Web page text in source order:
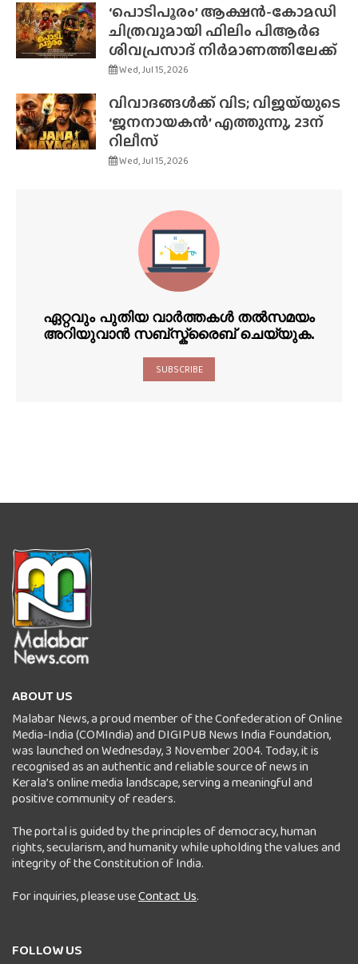
‘പൊടിപൂരം’ ആക്ഷൻ-കോമഡി
ചിത്രവുമായി ഫിലിം പിആർഒ
ശിവപ്രസാദ് നിർമാണത്തിലേക്ക്
Wed, Jul 15, 2026
വിവാദങ്ങൾക്ക് വിട; വിജയ്‌യുടെ
‘ജനനായകൻ’ എത്തുന്നു, 23ന്
റിലീസ്
Wed, Jul 15, 2026
ഏറ്റവും പുതിയ വാർത്തകൾ തൽസമയം
അറിയുവാൻ സബ്സ്ക്രൈബ് ചെയ്യുക.
SUBSCRIBE
ABOUT US
Malabar News, a proud member of the Confederation of Online
Media-India (COMIndia) and DIGIPUB News India Foundation,
was launched on Wednesday, 3 November 2004. Today, it is
recognised as an authentic and reliable source of news in
Kerala’s online media landscape, serving a meaningful and
positive community of readers.
The portal is guided by the principles of democracy, human
rights, secularism, and humanity while upholding the values and
integrity of the Constitution of India.
For inquiries, please useContact Us.
FOLLOW US